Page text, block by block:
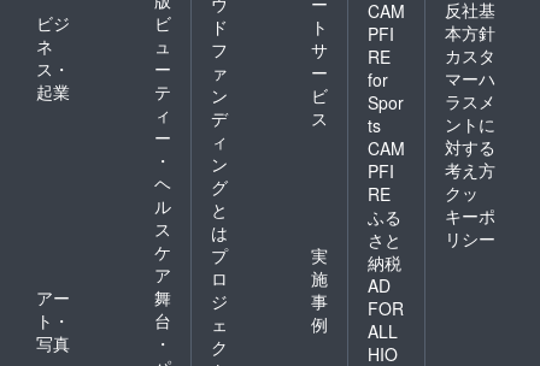
ビジ
ネ
ス・
起業
ビ
ュ
ー
テ
ィ
ー
・
ヘ
ル
ス
ケ
ア
アー
ト・
写真
舞
台
・
ド
フ
ァ
ン
デ
ィ
ン
グ
と
は
ト
サ
ー
ビ
ス
プ
ロ
ジ
ェ
ク
実
施
事
例
CAM
PFI
RE
for
Spor
ts
CAM
PFI
RE
ふる
さと
納税
AD
FOR
ALL
HIO
反社基
本方針
カスタ
マーハ
ラスメ
ントに
対する
考え方
クッ
キーポ
リシー